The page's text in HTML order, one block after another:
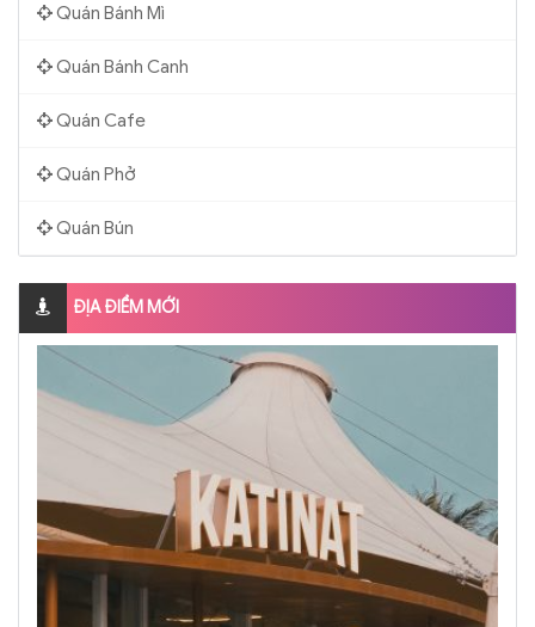
Quán Bánh Mì
Quán Bánh Canh
Quán Cafe
Quán Phở
Quán Bún
ĐỊA ĐIỂM MỚI